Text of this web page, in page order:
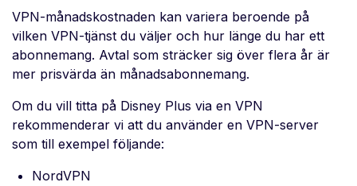
VPN-månadskostnaden kan variera beroende på
vilken VPN-tjänst du väljer och hur länge du har ett
abonnemang. Avtal som sträcker sig över flera år är
mer prisvärda än månadsabonnemang.
Om du vill titta på Disney Plus via en VPN
rekommenderar vi att du använder en VPN-server
som till exempel följande:
NordVPN